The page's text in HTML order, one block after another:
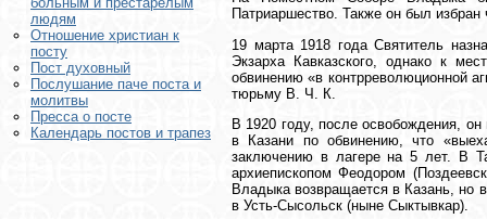
людям
Отношение христиан к
посту
Пост духовный
Послушание паче поста и
молитвы
Пресса о посте
Календарь постов и трапез
Патриаршество. Также он был
19 марта 1918 года Святитель
Экзарха Кавказского, однако к
обвинению «в контрреволюционной
тюрьму В. Ч. К.
В 1920 году, после освобождения,
в Казани по обвинению, что
заключению в лагере на 5 лет. В
архиепископом Феодором
Владыка возвращается в Казань, но
в Усть-Сысольск (ныне Сыктывкар).